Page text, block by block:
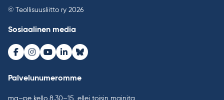
© Teollisuusliitto ry 2026
Sosiaalinen media
Facebook
Instagram
Youtube
LinkedInBluesky
Palvelunumeromme